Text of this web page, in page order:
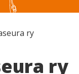
ry
ry